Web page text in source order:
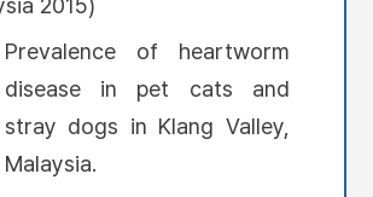
Prevalence of heartworm
disease in pet cats and
stray dogs in Klang Valley,
Malaysia.